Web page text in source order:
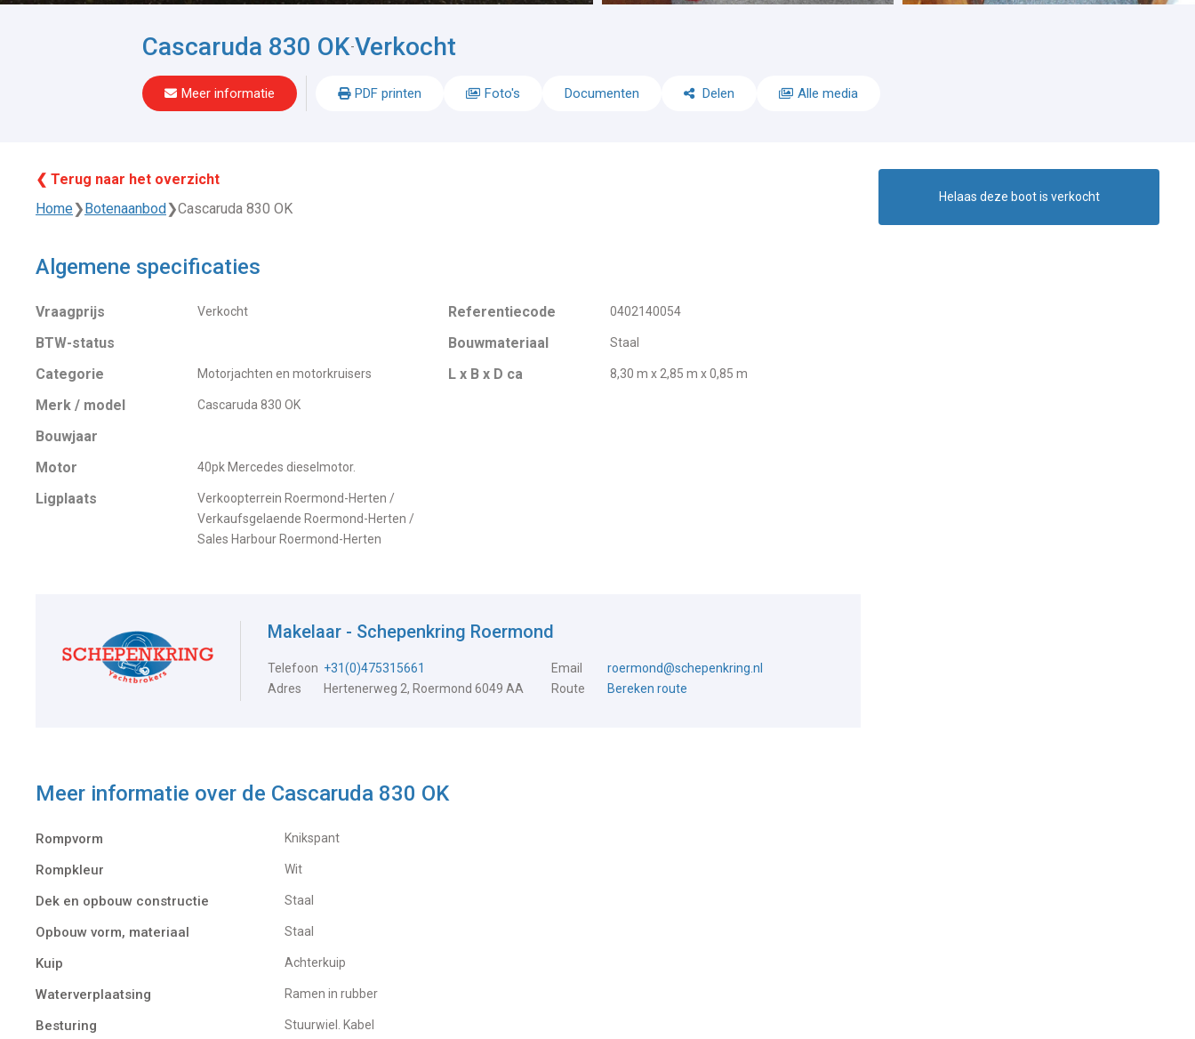
Cascaruda 830 OK-Verkocht
Meer informatie PDF printen Foto's Documenten Delen Alle media
❮ Terug naar het overzicht
Home❯Botenaanbod❯Cascaruda 830 OK
Algemene specificaties
Vraagprijs Verkocht
BTW-status
Categorie
Motorjachten en motorkruisers
Merk / model Cascaruda 830 OK
Bouwjaar
Motor
40pk Mercedes dieselmotor.
Ligplaats
Verkoopterrein Roermond-Herten /
Verkaufsgelaende Roermond-Herten /
Sales Harbour Roermond-Herten
Referentiecode 0402140054
Bouwmateriaal Staal
L x B x D ca 8,30 m x 2,85 m x 0,85 m
Makelaar - Schepenkring Roermond
Telefoon +31(0)475315661 Email
roermond@schepenkring.nl
Adres
Hertenerweg 2, Roermond 6049 AA Route Bereken route
Meer informatie over de Cascaruda 830 OK
Rompvorm Knikspant
Rompkleur Wit
Dek en opbouw constructie Staal
Opbouw vorm, materiaal Staal
Kuip Achterkuip
Waterverplaatsing Ramen in rubber
Besturing Stuurwiel. Kabel
Helaas deze boot is verkocht